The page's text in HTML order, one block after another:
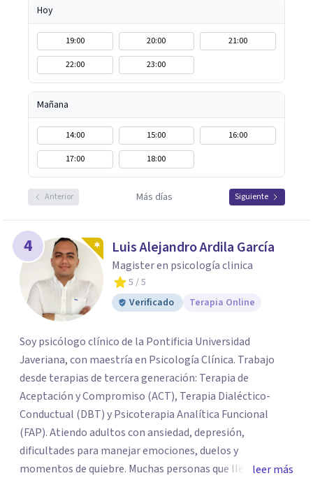
Hoy
19:00 20:00
21:00
22:00
23:00
Mañana
14:00 15:00
16:00
17:00
18:00
Anterior Más días Siguiente
4 Luis Alejandro Ardila García
Magister en psicología clinica
5 / 5
Verificado
Terapia Online
Soy psicólogo clínico de la Pontificia Universidad
Javeriana, con maestría en Psicología Clínica. Trabajo
desde terapias de tercera generación: Terapia de
Aceptación y Compromiso (ACT), Terapia Dialéctico-
Conductual (DBT) y Psicoterapia Analítica Funcional
(FAP). Atiendo adultos con ansiedad, depresión,
dificultades para manejar emociones, duelos y
momentos de quiebre. Muchas personas que llegan aleer más